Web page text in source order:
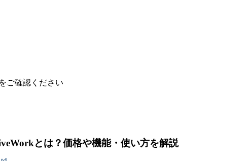
ご確認ください
とは？価格や機能・使い方を解説